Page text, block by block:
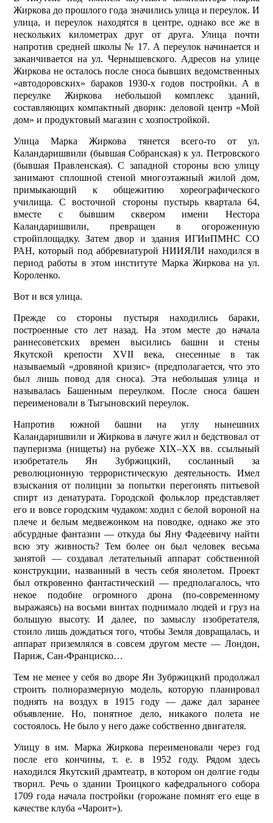
Жиркова до прошлого года значились улица и переулок. И
улица, и переулок находятся в центре, однако все же в
нескольких километрах друг от друга. Улица почти
напротив средней школы № 17. А переулок начинается и
заканчивается на ул. Чернышевского. Адресов на улице
Жиркова не осталось после сноса бывших ведомственных
«автодоровских» бараков 1930-х годов постройки. А в
переулке Жиркова небольшой комплекс зданий,
составляющих компактный дворик: деловой центр «Мой
дом» и продуктовый магазин с хозпостройкой.
Улица Марка Жиркова тянется всего-то от ул.
Каландаришвили (бывшая Собранская) к ул. Петровского
(бывшая Правленская). С западной стороны всю улицу
занимают сплошной стеной многоэтажный жилой дом,
примыкающий к общежитию хореографического
училища. С восточной стороны пустырь квартала 64,
вместе с бывшим сквером имени Нестора
Каландаришвили, превращен в огороженную
стройплощадку. Затем двор и здания ИГИиПМНС СО
РАН, который под аббревиатурой НИИЯЛИ находился в
период работы в этом институте Марка Жиркова на ул.
Короленко.
Вот и вся улица.
Прежде со стороны пустыря находились бараки,
построенные сто лет назад. На этом месте до начала
раннесоветских времен высились башни и стены
Якутской крепости XVII века, снесенные в так
называемый «дровяной кризис» (предполагается, что это
был лишь повод для сноса). Эта небольшая улица и
называлась Башенным переулком. После сноса башен
переименовали в Тыгыновский переулок.
Напротив южной башни на углу нынешних
Каландаришвили и Жиркова в лачуге жил и бедствовал от
пауперизма (нищеты) на рубеже XIX–ХХ вв. ссыльный
изобретатель Ян Зубржицкий, сосланный за
революционную террористическую деятельность. Имел
взыскания от полиции за попытки перегонять питьевой
спирт из денатурата. Городской фольк­лор представляет
его и вовсе городским чудаком: ходил с белой вороной на
плече и белым медвежонком на поводке, однако же это
абсурдные фантазии — откуда бы Яну Фадеевичу найти
всю эту живность? Тем более он был человек весьма
занятой — создавал летательный аппарат собственной
конструкции, названный в честь себя янолетом. Проект
был откровенно фантастический — предполагалось, что
некое подобие огромного дрона (по-современному
выражаясь) на восьми винтах поднимало людей и груз на
большую высоту. И далее, по замыслу изобретателя,
стоило лишь дождаться того, чтобы Земля довращалась, и
аппарат приземлялся в совсем другом месте — Лондон,
Париж, Сан-Франциско…
Тем не менее у себя во дворе Ян Зубржицкий продолжал
строить полноразмерную модель, которую планировал
поднять на воздух в 1915 году — даже дал заранее
объявление. Но, понятное дело, никакого полета не
состоялось. Не было у него даже собственно двигателя.
Улицу в им. Марка Жиркова переименовали через год
после его кончины, т. е. в 1952 году. Рядом здесь
находился Якутский драмтеатр, в котором он долгие годы
творил. Речь о здании Троицкого кафедрального собора
1709 года начала постройки (горожане помнят его еще в
качестве клуба «Чароит»).